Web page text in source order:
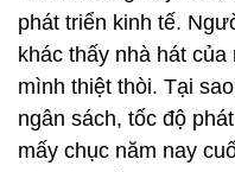
phát triển kinh tế.
khác thấy nhà hát
mình thiệt thòi. Tại
ngân sách, tốc độ
mấy chục năm nay